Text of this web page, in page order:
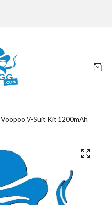
Voopoo V-Suit Kit 1200mAh